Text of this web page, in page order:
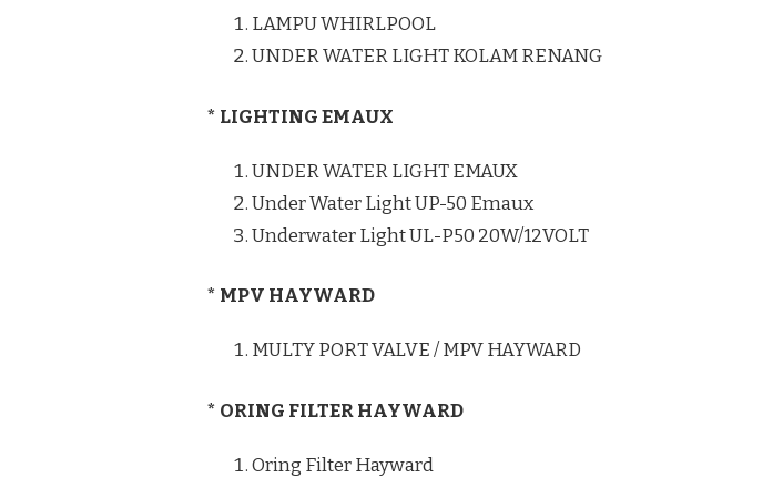
LAMPU WHIRLPOOL
UNDER WATER LIGHT KOLAM RENANG
* LIGHTING EMAUX
UNDER WATER LIGHT EMAUX
Under Water Light UP-50 Emaux
Underwater Light UL-P50 20W/12VOLT
* MPV HAYWARD
MULTY PORT VALVE / MPV HAYWARD
* ORING FILTER HAYWARD
Oring Filter Hayward